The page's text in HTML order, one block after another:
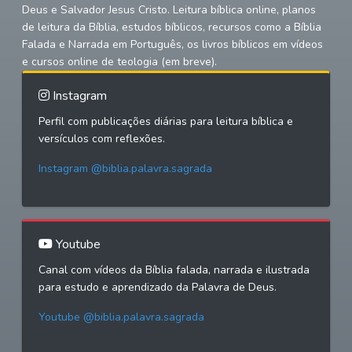
Deus e Salvador Jesus Cristo. Leitura bíblica online, planos
de leitura da Bíblia, estudos bíblicos, recursos como a Bíblia
Falada e Narrada em Português, os livros bíblicos em vídeos
e cursos online de teologia (em breve).
Instagram
Perfil com publicações diárias para leitura bíblica e
versículos com reflexões.
Instagram @biblia.palavra.sagrada
Youtube
Canal com vídeos da Bíblia falada, narrada e ilustrada
para estudo e aprendizado da Palavra de Deus.
Youtube @biblia.palavra.sagrada